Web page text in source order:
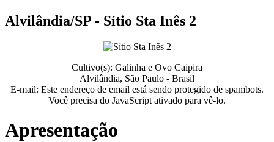
Alvilândia/SP - Sítio Sta Inês 2
Cultivo(s): Galinha e Ovo Caipira
Alvilândia, São Paulo - Brasil
E-mail: Este endereço de email está sendo protegido de spambots.
Você precisa do JavaScript ativado para vê-lo.
Apresentação